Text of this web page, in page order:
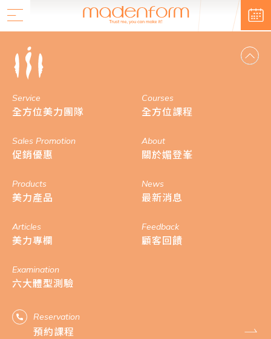
Service
全方位美力團隊
Courses
全方位課程
Sales Promotion
促銷優惠
About
關於媚登峯
Products
美力產品
News
最新消息
Articles
美力專欄
Feedback
顧客回饋
Examination
六大體型測驗
Reservation
預約課程